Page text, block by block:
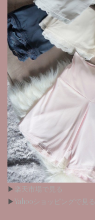
▶︎
楽天市場で見る
▶︎ Yahooショッピングで見る